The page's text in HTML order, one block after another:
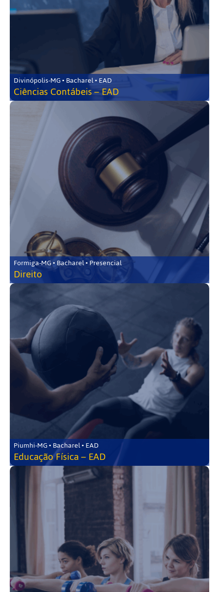
Divinópolis-MG • Bacharel • EAD
Ciências Contábeis – EAD
Formiga-MG • Bacharel • Presencial
Direito
Piumhi-MG • Bacharel • EAD
Educação Física – EAD